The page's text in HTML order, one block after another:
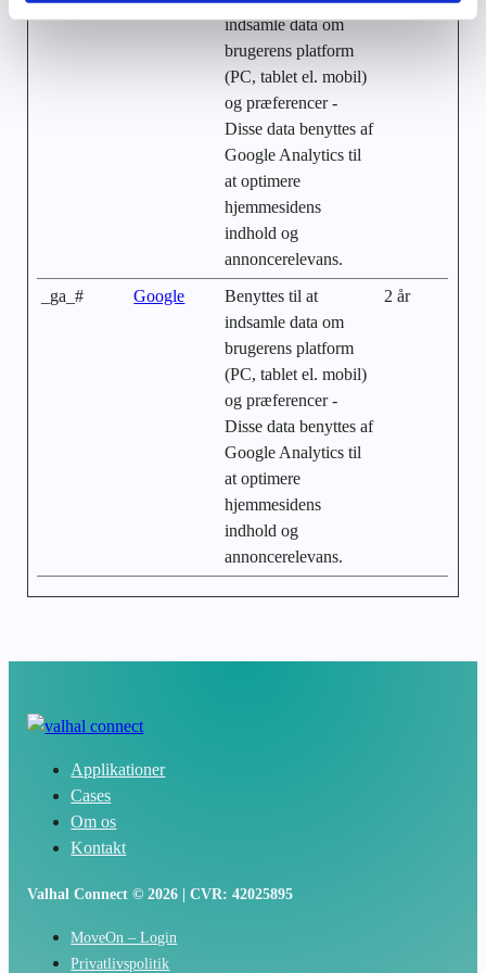
indsamle data om
brugerens platform
(PC, tablet el. mobil)
og præferencer -
Disse data benyttes af
Google Analytics til
at optimere
hjemmesidens
indhold og
annoncerelevans.
_ga_# Google
Benyttes til at
indsamle data om
brugerens platform
(PC, tablet el. mobil)
og præferencer -
Disse data benyttes af
Google Analytics til
at optimere
hjemmesidens
indhold og
annoncerelevans.
2 år
Applikationer
Cases
Om os
Kontakt
Valhal Connect © 2026 | CVR: 42025895
MoveOn – Login
Privatlivspolitik